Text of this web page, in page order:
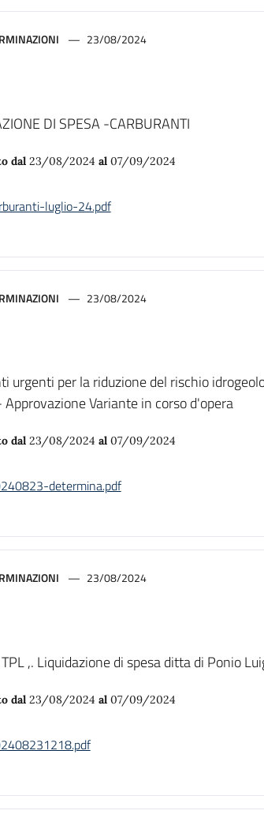
23/08/2024
DI SPESA -CARBURANTI
dal 23/08/2024 al07/09/2024
luglio-24.pdf
23/08/2024
urgenti per la riduzione del rischio
Approvazione Variante in corso d'opera
dal 23/08/2024 al07/09/2024
determina.pdf
23/08/2024
,. Liquidazione di spesa ditta di Ponio
dal 23/08/2024 al07/09/2024